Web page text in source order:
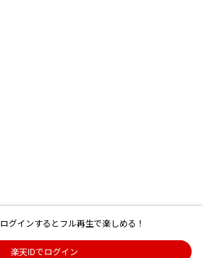
ログインするとフル再生で楽しめる！
楽天IDでログイン